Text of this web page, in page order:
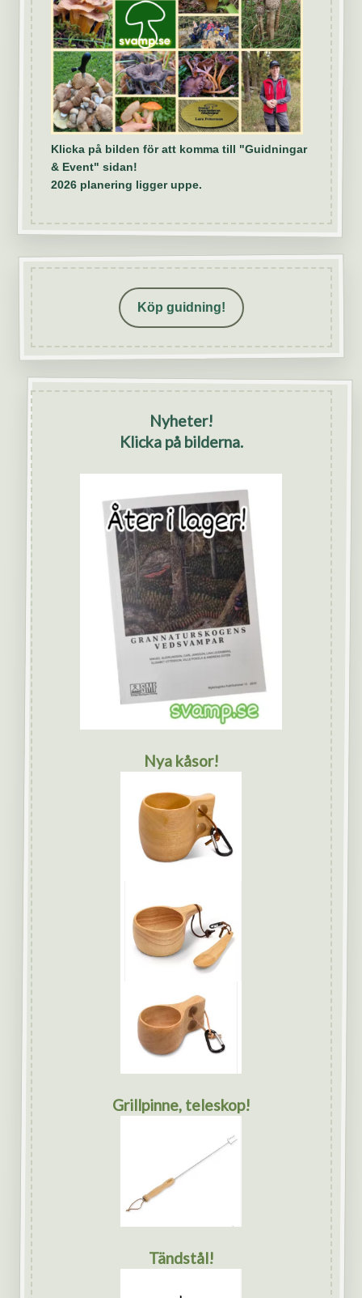
Klicka på bilden för att komma till "Guidningar
& Event" sidan!
2026 planering ligger uppe.
Köp guidning!
Nyheter!
Klicka på bilderna.
Nya kåsor!
Grillpinne, teleskop!
Tändstål!